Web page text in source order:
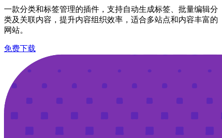
一款分类和标签管理的插件，支持自动生成标签、批量编辑分
类及关联内容，提升内容组织效率，适合多站点和内容丰富的
网站。
免费下载